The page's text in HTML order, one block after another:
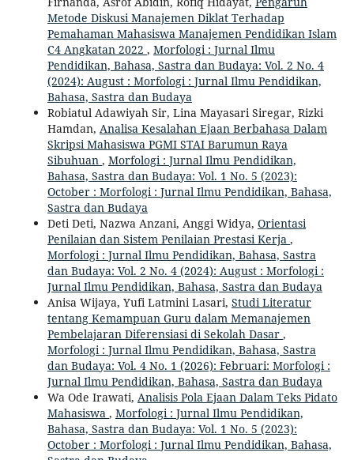
Metode Diskusi Manajemen Diklat Terhadap
Pemahaman Mahasiswa Manajemen Pendidikan Islam
C4 Angkatan 2022 , Morfologi : Jurnal Ilmu
Pendidikan, Bahasa, Sastra dan Budaya: Vol. 2 No. 4
(2024): August : Morfologi : Jurnal Ilmu Pendidikan,
Bahasa, Sastra dan Budaya
Robiatul Adawiyah Sir, Lina Mayasari Siregar, Rizki
Hamdan, Analisa Kesalahan Ejaan Berbahasa Dalam
Skripsi Mahasiswa PGMI STAI Barumun Raya
Sibuhuan , Morfologi : Jurnal Ilmu Pendidikan,
Bahasa, Sastra dan Budaya: Vol. 1 No. 5 (2023):
October : Morfologi : Jurnal Ilmu Pendidikan, Bahasa,
Sastra dan Budaya
Deti Deti, Nazwa Anzani, Anggi Widya, Orientasi
Penilaian dan Sistem Penilaian Prestasi Kerja ,
Morfologi : Jurnal Ilmu Pendidikan, Bahasa, Sastra
dan Budaya: Vol. 2 No. 4 (2024): August : Morfologi :
Jurnal Ilmu Pendidikan, Bahasa, Sastra dan Budaya
Anisa Wijaya, Yufi Latmini Lasari, Studi Literatur
tentang Kemampuan Guru dalam Memanajemen
Pembelajaran Diferensiasi di Sekolah Dasar ,
Morfologi : Jurnal Ilmu Pendidikan, Bahasa, Sastra
dan Budaya: Vol. 4 No. 1 (2026): Februari: Morfologi :
Jurnal Ilmu Pendidikan, Bahasa, Sastra dan Budaya
Wa Ode Irawati, Analisis Pola Ejaan Dalam Teks Pidato
Mahasiswa , Morfologi : Jurnal Ilmu Pendidikan,
Bahasa, Sastra dan Budaya: Vol. 1 No. 5 (2023):
October : Morfologi : Jurnal Ilmu Pendidikan, Bahasa,